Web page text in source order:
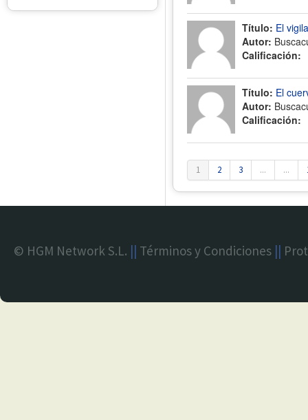
Título: El
Autor:
Calificación:
Título: El
Autor:
Calificación:
1 2 3 ... ...
© HGM Network S.L. || Términos y Condiciones ||